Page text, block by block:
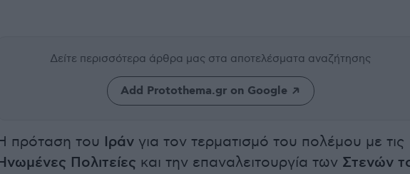
Δείτε περισσότερα άρθρα μας στα αποτελέσματα αναζήτησης
Add Protothema.gr on Google
πρόταση του Ιράν για τον τερματισμό του πολέμου με τις
Πολιτείες και την επαναλειτουργία των Στενών